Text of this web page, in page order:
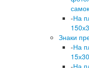
-На
Знаки
-На
-На